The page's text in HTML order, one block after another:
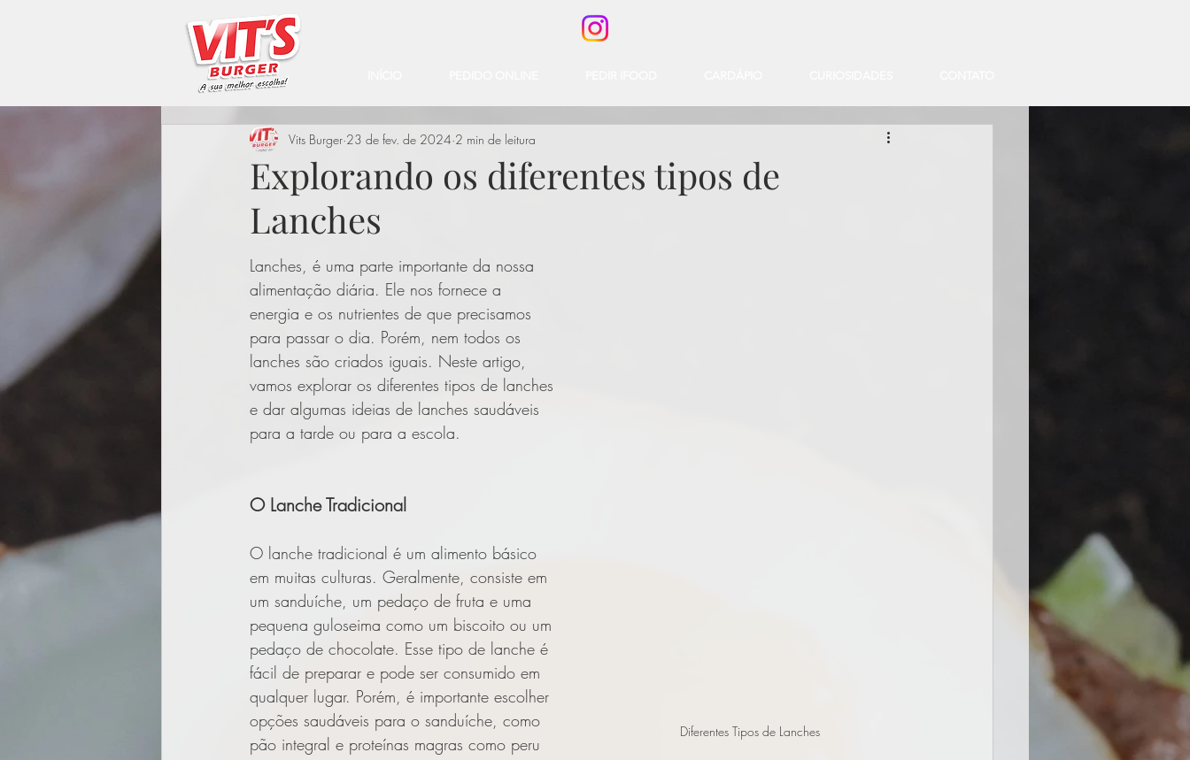
Explorando os diferentes tipos de
Lanches
Vits Burger 23 de fev. de 2024 2 min de leitura
Diferentes Tipos de Lanches
Lanches, é uma parte importante da nossa
alimentação diária. Ele nos fornece a
energia e os nutrientes de que precisamos
para passar o dia. Porém, nem todos os
lanches são criados iguais. Neste artigo,
vamos explorar os diferentes tipos de lanches
e dar algumas ideias de lanches saudáveis
para a tarde ou para a escola.
O Lanche Tradicional
O lanche tradicional é um alimento básico
em muitas culturas. Geralmente, consiste em
um sanduíche, um pedaço de fruta e uma
pequena guloseima como um biscoito ou um
pedaço de chocolate. Esse tipo de lanche é
fácil de preparar e pode ser consumido em
qualquer lugar. Porém, é importante escolher
opções saudáveis para o sanduíche, como
pão integral e proteínas magras como peru